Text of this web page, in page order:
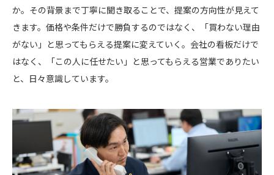
か。その背景まで丁寧に聞き取ることで、提案の方向性が見えて
きます。価格や条件だけで勝負するのではなく、「買わない理由
がない」と思ってもらえる提案に変えていく。会社の看板だけで
はなく、「この人に任せたい」と思ってもらえる営業でありたい
と、日々意識しています。